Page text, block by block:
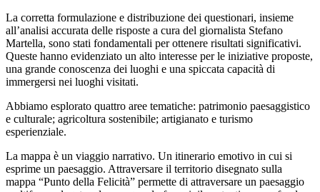
La corretta formulazione e distribuzione dei questionari, insieme
all’analisi accurata delle risposte a cura del giornalista Stefano
Martella, sono stati fondamentali per ottenere risultati significativi.
Queste hanno evidenziato un alto interesse per le iniziative proposte,
una grande conoscenza dei luoghi e una spiccata capacità di
immergersi nei luoghi visitati.
Abbiamo esplorato quattro aree tematiche: patrimonio paesaggistico
e culturale; agricoltura sostenibile; artigianato e turismo
esperienziale.
La mappa è un viaggio narrativo. Un itinerario emotivo in cui si
esprime un paesaggio. Attraversare il territorio disegnato sulla
mappa “Punto della Felicità” permette di attraversare un paesaggio